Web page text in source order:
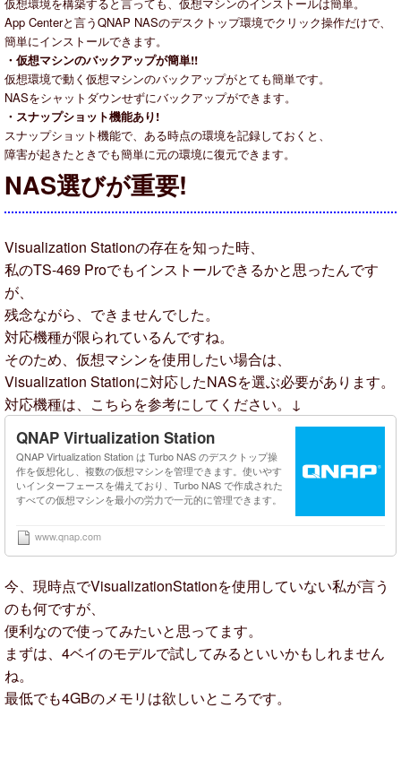
App Centerと言うQNAP NASのデスクトップ環境でクリック操作だけで、
簡単にインストールできます。
・仮想マシンのバックアップが簡単!!
仮想環境で動く仮想マシンのバックアップがとても簡単です。
NASをシャットダウンせずにバックアップができます。
・スナップショット機能あり!
スナップショット機能で、ある時点の環境を記録しておくと、
障害が起きたときでも簡単に元の環境に復元できます。
NAS選びが重要!
Visualization Stationの存在を知った時、
私のTS-469 Proでもインストールできるかと思ったんです
が、
残念ながら、できませんでした。
対応機種が限られているんですね。
そのため、仮想マシンを使用したい場合は、
Visualization Stationに対応したNASを選ぶ必要があります。
対応機種は、こちらを参考にしてください。↓
QNAP Virtualization Station
QNAP Virtualization Station は Turbo NAS のデスクトップ操
作を仮想化し、複数の仮想マシンを管理できます。使いやす
いインターフェースを備えており、Turbo NAS で作成された
すべての仮想マシンを最小の労力で一元的に管理できます。
www.qnap.com
今、現時点でVisualizationStationを使用していない私が言う
のも何ですが、
便利なので使ってみたいと思ってます。
まずは、4ベイのモデルで試してみるといいかもしれません
ね。
最低でも4GBのメモリは欲しいところです。